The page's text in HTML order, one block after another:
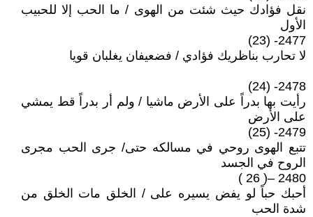
نقل فؤادك حيث شئت من الهوى / ما الحب إلا للحبيب
الأول
2477- (23)
لا تحارب بناظريك فؤادي / فضعيفان يغلبان قويا
2478- (24)
رأيت بها بدراً على الأرض ماشيا / ولم أر بدراً قط يمشي
على الأرض
2479- (25)
تتبع الهوى روحي في مسالكه حتى/ جرى الحب مجرى
الروح في الجسد
2480 –( 26 )
أحبك حباً لو يفض يسيره على / الخلق مات الخلق من
شدة الحب